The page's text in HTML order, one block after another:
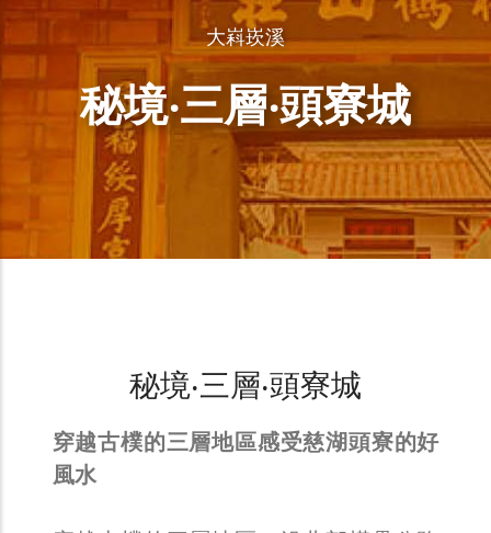
大嵙崁溪
秘境‧三層‧頭寮城
秘境‧三層‧頭寮城
穿越古樸的三層地區感受慈湖頭寮的好
風水